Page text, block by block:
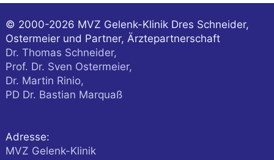
© 2000-2026 MVZ Gelenk-Klinik Dres Schneider,
Ostermeier und Partner, Ärztepartnerschaft
Dr. Thomas Schneider,
Prof. Dr. Sven Ostermeier,
Dr. Martin Rinio,
PD Dr. Bastian Marquaß
Adresse:
MVZ Gelenk-Klinik